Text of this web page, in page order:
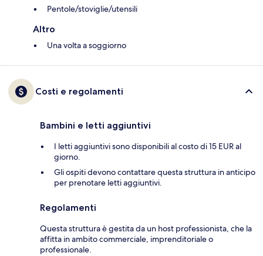
Pentole/stoviglie/utensili
Altro
Una volta a soggiorno
Costi e regolamenti
Bambini e letti aggiuntivi
I letti aggiuntivi sono disponibili al costo di 15 EUR al
giorno.
Gli ospiti devono contattare questa struttura in anticipo
per prenotare letti aggiuntivi.
Regolamenti
Questa struttura è gestita da un host professionista, che la
affitta in ambito commerciale, imprenditoriale o
professionale.